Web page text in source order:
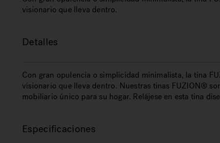
visionario que lleva dentro.
Detalles
Con gran opulencia o simplicidad minimalista, la tina
visionario que lleva dentro. Nuestras tinas FUZION®
mobiliario único para su hogar. Relájese en esta tina
Especificaciones